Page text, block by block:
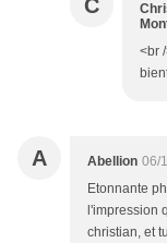
C
<br
A Abellion 06/
Etonnante
l'impression
christian, et